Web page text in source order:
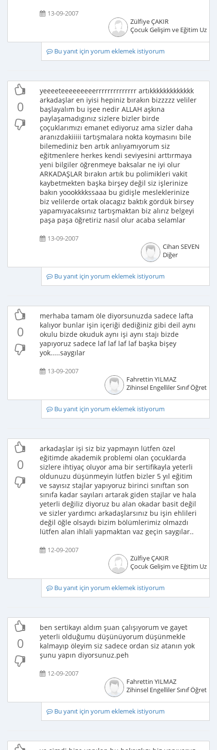
13-09-2007
Zülfiye ÇAKIR
Çocuk Gelişim ve Eğitim
Bu yanıt için yorum eklemek istiyorum
0
yeeeeteeeeeeeeerrrrrrrrrrrrrr artıkkkkkkkkkkkkk
arkadaşlar en iyisi hepiniz bırakın bizzzzz veliler
başlayalım bu işee nedir ALLAH aşkına
paylaşamadıgınız sizlere bizler birde
çoçuklarımızı emanet ediyoruz ama sizler daha
aranızdakiiiii tartışmalara nokta koymasını bile
bilemediniz ben artık anlıyamıyorum siz
eğitmenlere herkes kendi seviyesini arttırmaya
yeni bilgiler öğrenmeye baksalar ne iyi olur
ARKADAŞLAR bırakın artık bu polimikleri vakit
kaybetmekten başka birşey değil siz işlerinize
bakın yoookkkkssaaa bu gidişle mesleklerinize
biz velilerde ortak olacagız baktık gördük birsey
yapamıyacaksınız tartışmaktan biz alırız belgeyi
paşa paşa öğretiriz nasıl olur acaba selamlar
13-09-2007
Cihan SEVEN
Diğer
Bu yanıt için yorum eklemek istiyorum
0
merhaba tamam öle diyorsunuzda sadece lafta
kalıyor bunlar işin içeriği dediğiniz gibi deil aynı
okulu bizde okuduk aynı işi aynı stajı bizde
yapıyoruz sadece laf laf laf laf başka bişey
yok.....saygılar
13-09-2007
Fahrettin YILMAZ
Zihinsel Engelliler Sınıf
Bu yanıt için yorum eklemek istiyorum
0
arkadaşlar işi siz biz yapmayın lütfen özel
eğitimde akademik problemi olan çocuklarda
sizlere ihtiyaç oluyor ama bir sertifikayla yeterli
oldunuzu düşünmeyin lütfen bizler 5 yıl eğitim
ve sayısız stajlar yapıyoruz birinci sınıftan son
sınıfa kadar sayıları artarak giden stajlar ve hala
yeterli değiliz diyoruz bu alan okadar basit değil
ve sizler yardımcı arkadaşlarsınız bu işin ehlileri
değil öğle olsaydı bizim bölümlerimiz olmazdı
lütfen alan ihlali yapmaktan vaz geçin saygılar..
12-09-2007
Zülfiye ÇAKIR
Çocuk Gelişim ve Eğitim
Bu yanıt için yorum eklemek istiyorum
0
ben sertikayı aldım şuan çalışıyorum ve gayet
yeterli olduğumu düşünüyorum düşünmekle
kalmayıp öleyim siz sadece ordan siz atanın yok
şunu yapın diyorsunuz.peh
12-09-2007
Fahrettin YILMAZ
Zihinsel Engelliler Sınıf
Bu yanıt için yorum eklemek istiyorum